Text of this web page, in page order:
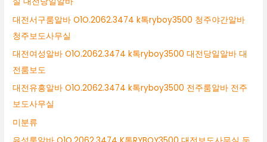
대전서구룸알바 O1O.2062.3474 k톡ryboy3500 청주야간알바
청주보도사무실
대전여성알바 O1O.2062.3474 k톡ryboy3500 대전당일알바 대
전룸보도
대전유흥알바 O1O.2062.3474 k톡ryboy3500 전주룸알바 전주
보도사무실
미분류